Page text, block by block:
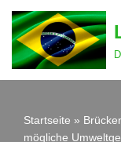
Zum
Inhalt
springen
Startseite »
mögliche